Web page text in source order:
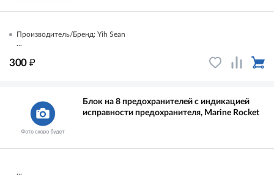
Производитель/Бренд: Yih Sean
...
300 ₽
Блок на 8 предохранителей с индикацией
исправности предохранителя, Marine Rocket
...